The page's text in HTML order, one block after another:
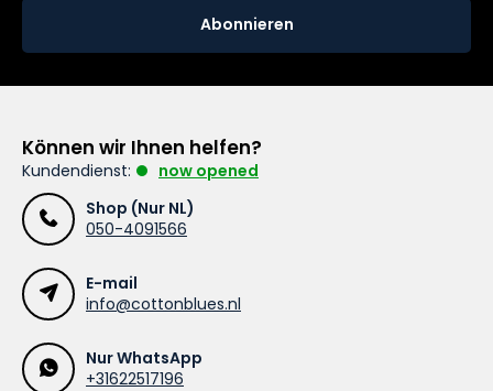
Abonnieren
Können wir Ihnen helfen?
Kundendienst:
now opened
Shop (Nur NL)
050-4091566
E-mail
info@cottonblues.nl
Nur WhatsApp
+31622517196